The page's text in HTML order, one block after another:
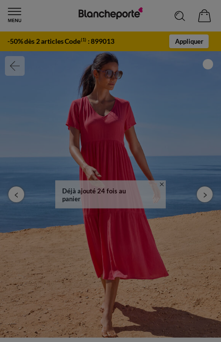
-50% dès 2 articles Code(1) :899013 Appliquer
Déjà ajouté 24 fois au
panier